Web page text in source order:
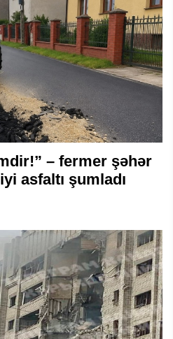
– fermer şəhər
asfaltı şumladı